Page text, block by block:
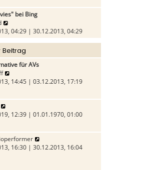
r
a
e
i
r
a
g
e
r
e
i
t
r
a
e
s
r
e
i
g
bei Bing
e
u
e
s
t
e
r
e
t
a
g
04:29 | 30.12.2013, 04:29
Beitrag
für AVs
e
e
t
r
B
e
14:45 | 03.12.2013, 17:19
e
e
s
t
12:39 | 01.01.1970, 01:00
e
16:30 | 30.12.2013, 16:04